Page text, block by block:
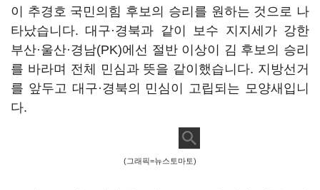
이 추경호 국민의힘 후보의 승리를 원하는 것으로 나
타났습니다. 대구·경북과 같이 보수 지지세가 강한
부산·울산·경남(PK)에선 절반 이상이 김 후보의 승리
를 바라며 전체 민심과 뜻을 같이했습니다. 지방선거
를 앞두고 대구·경북의 민심이 고립되는 모양새입니
다.
(그래픽=뉴스토마토)